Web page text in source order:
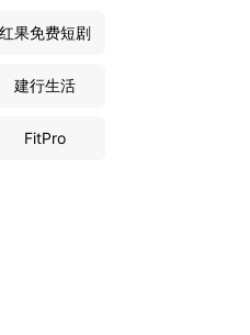
红果免费短剧
建行生活
FitPro